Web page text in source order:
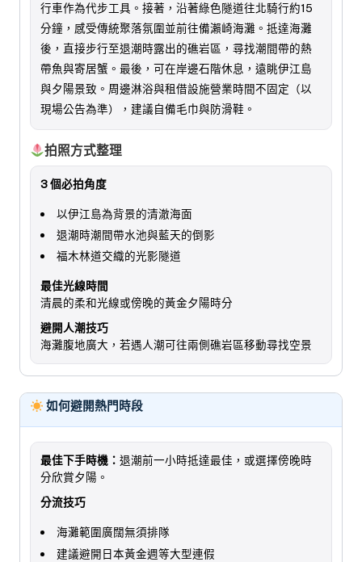
行車作為代步工具。接著，沿著綠色隧道往北騎行約15
分鐘，感受傳統聚落氛圍並前往備瀨崎海灘。抵達海灘
後，直接步行至退潮時露出的礁岩區，尋找潮間帶的熱
帶魚與寄居蟹。最後，可在岸邊石階休息，遠眺伊江島
與夕陽景致。周邊淋浴與租借設施營業時間不固定（以
現場公告為準），建議自備毛巾與防滑鞋。
拍照方式整理
3 個必拍角度
以伊江島為背景的清澈海面
退潮時潮間帶水池與藍天的倒影
福木林道交織的光影隧道
最佳光線時間
清晨的柔和光線或傍晚的黃金夕陽時分
避開人潮技巧
海灘腹地廣大，若遇人潮可往兩側礁岩區移動尋找空景
如何避開熱門時段
最佳下手時機： 退潮前一小時抵達最佳，或選擇傍晚時
分欣賞夕陽。
分流技巧
海灘範圍廣闊無須排隊
建議避開日本黃金週等大型連假